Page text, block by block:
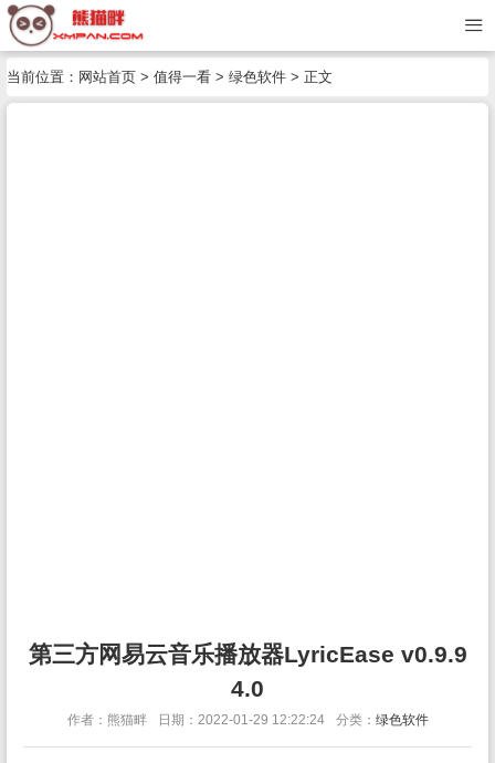
当前位置： 网站首页 > 值得一看 > 绿色软件 > 正文
第三方网易云音乐播放器LyricEase v0.9.9
4.0
作者：熊猫畔 日期：2022-01-29 12:22:24 分类： 绿色软件